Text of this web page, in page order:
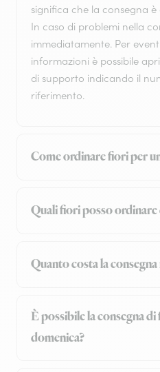
significa che la consegna
In caso di problemi nella
immediatamente. Per
informazioni è possibile
di supporto indicando il
riferimento.
Come ordinare fiori per
Quali fiori posso
Quanto costa la
È possibile la consegna
domenica?